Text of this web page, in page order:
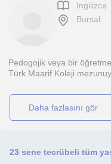
Ingilizce
Bursal
Pedogojik veya bir
Türk Maarif Koleji
daha fazlasını gör